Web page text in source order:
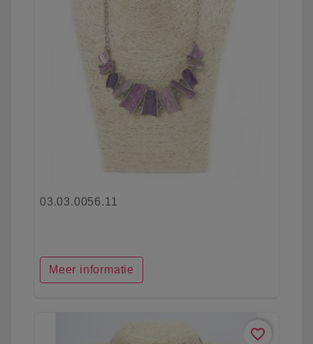
03.03.0056.11
Meer informatie
favorite_border